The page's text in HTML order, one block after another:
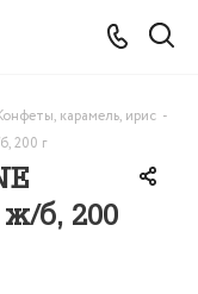
б, 200
карамель, ирис -
200 г